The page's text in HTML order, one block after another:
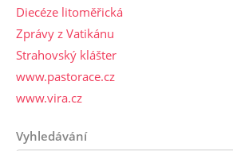
Diecéze litoměřická
Zprávy z Vatikánu
Strahovský klášter
www.pastorace.cz
www.vira.cz
Vyhledávání